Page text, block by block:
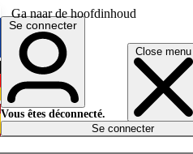
Ga naar de hoofdinhoud
Close menu
English
Deutsch
Español
Se connecter
Vous êtes déconnecté.
Se connecter